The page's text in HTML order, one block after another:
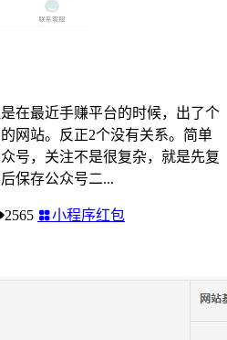
在最近手赚平台的时候，出了个
网站。反正2个没有关系。简单
号，关注不是很复杂，就是先复
保存公众号二...
2565 小程序红包